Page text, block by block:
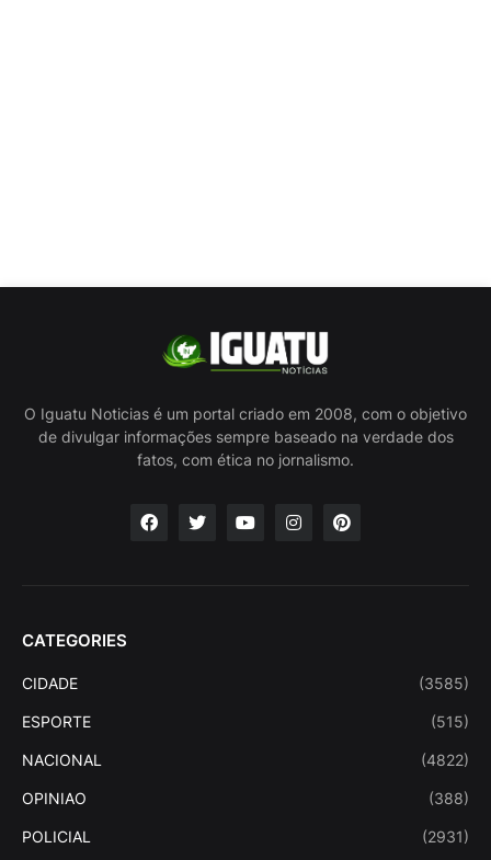
O Iguatu Noticias é um portal criado em 2008, com o objetivo
de divulgar informações sempre baseado na verdade dos
fatos, com ética no jornalismo.
CATEGORIES
CIDADE (3585)
ESPORTE (515)
NACIONAL (4822)
OPINIAO (388)
POLICIAL (2931)